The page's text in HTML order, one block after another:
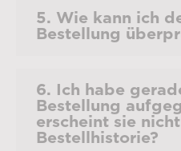
5. Wie kann ich
Bestellung
6. Ich habe
Bestellung
erscheint sie
Bestellhistorie?